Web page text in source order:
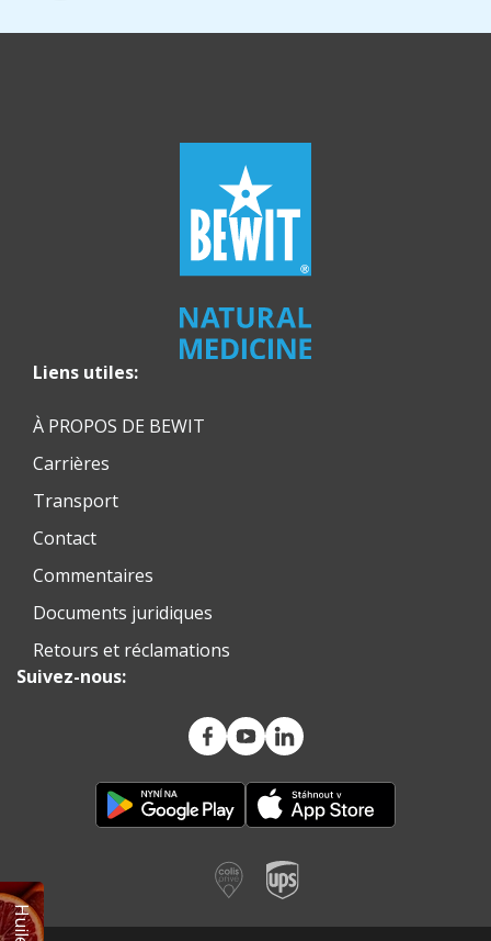
Liens utiles:
À PROPOS DE BEWIT
Carrières
Transport
Contact
Commentaires
Documents juridiques
Retours et réclamations
Suivez-nous: